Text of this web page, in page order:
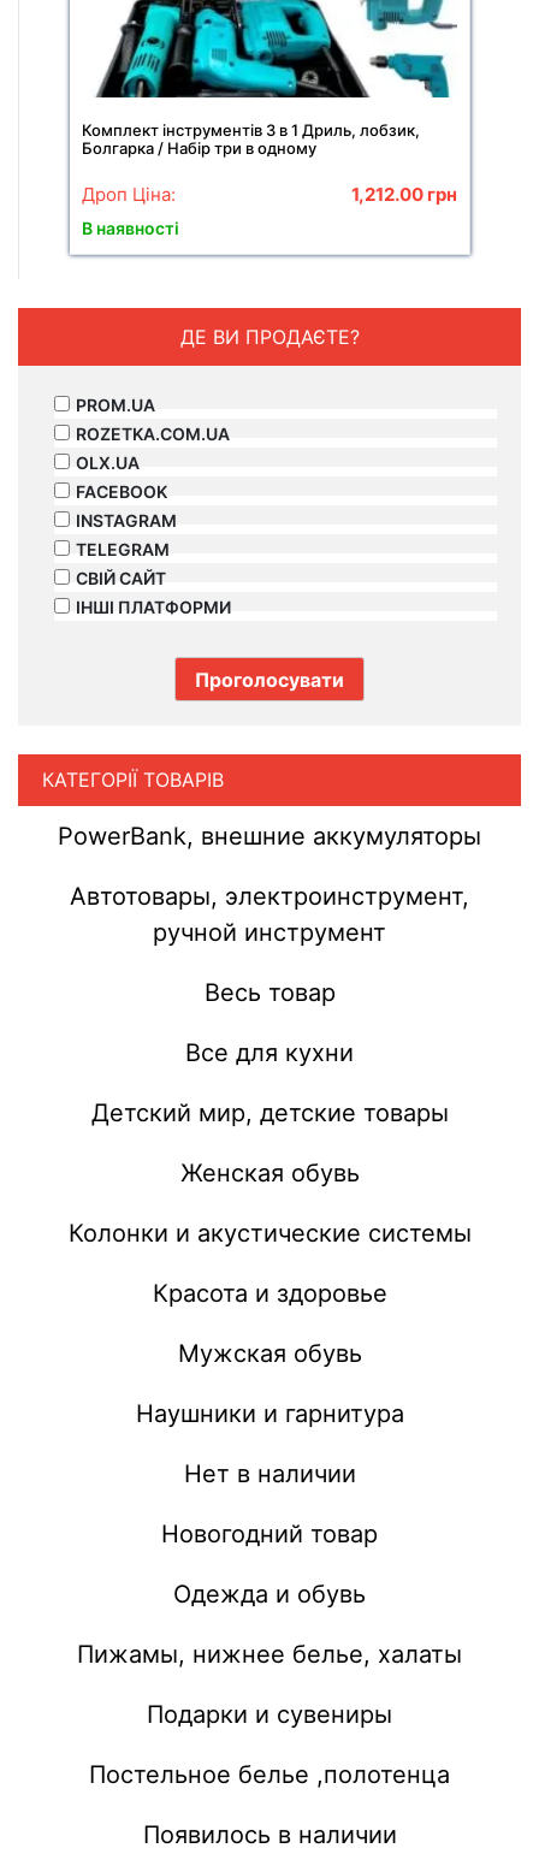
Комплект інструментів 3 в 1 Дриль, лобзик,
Болгарка / Набір три в одному
Дроп Ціна: 1,212.00 грн
В наявності
ДЕ ВИ ПРОДАЄТЕ?
PROM.UA
ROZETKA.COM.UA
OLX.UA
FACEBOOK
INSTAGRAM
TELEGRAM
СВІЙ САЙТ
ІНШІ ПЛАТФОРМИ
КАТЕГОРІЇ ТОВАРІВ
PowerBank, внешние аккумуляторы
Автотовары, электроинструмент,
ручной инструмент
Весь товар
Все для кухни
Детский мир, детские товары
Женская обувь
Колонки и акустические системы
Красота и здоровье
Мужская обувь
Наушники и гарнитура
Нет в наличии
Новогодний товар
Одежда и обувь
Пижамы, нижнее белье, халаты
Подарки и сувениры
Постельное белье ,полотенца
Появилось в наличии